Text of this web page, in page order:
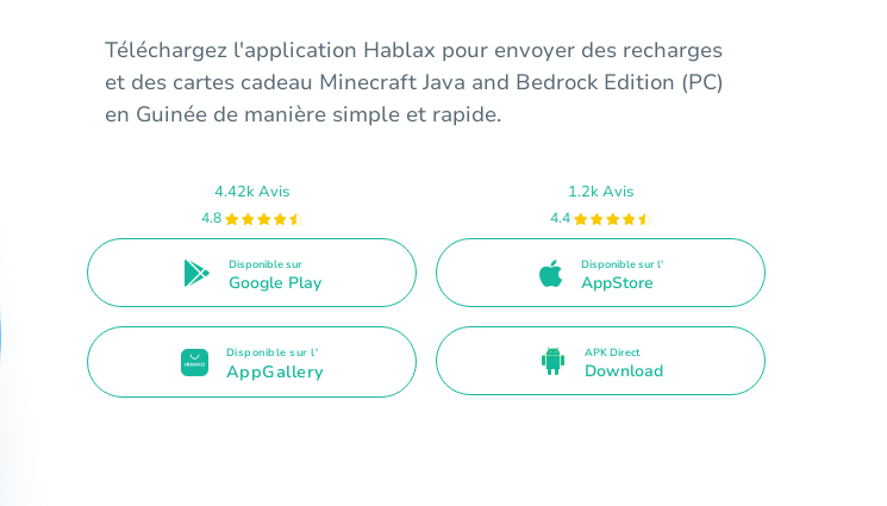
Téléchargez l'application Hablax pour envoyer des recharges
et des cartes cadeau Minecraft Java and Bedrock Edition (PC)
en Guinée de manière simple et rapide.
4.42k Avis
4.8
Disponible sur
Google Play
1.2k Avis
4.4
Disponible sur l'
AppStore
Disponible sur l'
AppGallery
APK Direct
Download